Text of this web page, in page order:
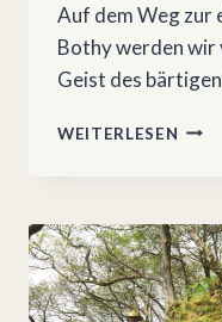
Auf dem Weg zur
Bothy werden wir
Geist des
WEITERLESEN ÜBER